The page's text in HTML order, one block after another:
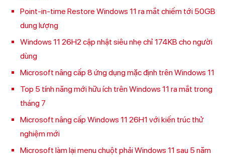
Point-in-time Restore Windows 11 ra mắt chiếm tới 50GB
dung lượng
Windows 11 26H2 cập nhật siêu nhẹ chỉ 174KB cho người
dùng
Microsoft nâng cấp 8 ứng dụng mặc định trên Windows 11
Top 5 tính năng mới hữu ích trên Windows 11 ra mắt trong
tháng 7
Microsoft nâng cấp Windows 11 26H1 với kiến trúc thử
nghiệm mới
Microsoft làm lại menu chuột phải Windows 11 sau 5 năm